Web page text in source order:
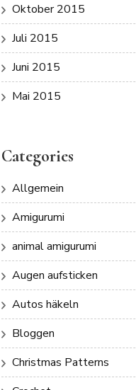
Oktober 2015
Juli 2015
Juni 2015
Mai 2015
Categories
Allgemein
Amigurumi
animal amigurumi
Augen aufsticken
Autos häkeln
Bloggen
Christmas Patterns